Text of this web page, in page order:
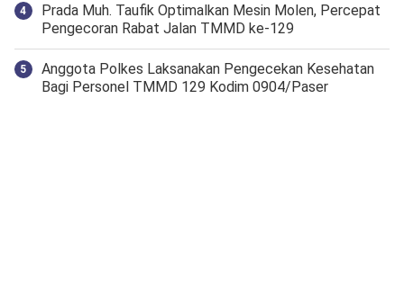
Prada Muh. Taufik Optimalkan Mesin Molen, Percepat
Pengecoran Rabat Jalan TMMD ke-129
Anggota Polkes Laksanakan Pengecekan Kesehatan
Bagi Personel TMMD 129 Kodim 0904/Paser